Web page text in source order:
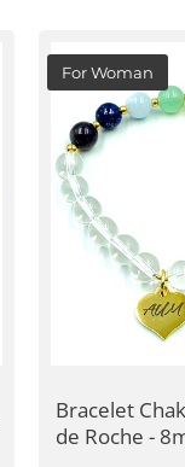
Bracelet
de Roche -
For Woman